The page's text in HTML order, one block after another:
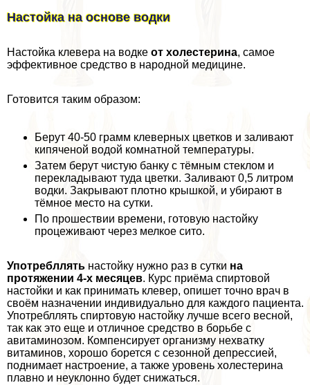
Настойка на основе водки
Настойка клевера на водке от холестерина, самое
эффективное средство в народной медицине.
Готовится таким образом:
Берут 40-50 грамм клеверных цветков и заливают
кипяченой водой комнатной температуры.
Затем берут чистую банку с тёмным стеклом и
перекладывают туда цветки. Заливают 0,5 литром
водки. Закрывают плотно крышкой, и убирают в
тёмное место на сутки.
По прошествии времени, готовую настойку
процеживают через мелкое сито.
Употрeбллять настойку нужно раз в сутки на
протяжении 4-х месяцев. Курс приёма спиртовой
настойки и как принимать клевер, опишет точно врач в
своём назначении индивидуально для каждого пациента.
Употрeбллять спиртовую настойку лучше всего весной,
так как это еще и отличное средство в борьбе с
авитаминозом. Компенсирует организму нехватку
витаминов, хорошо борется с сезонной депрессией,
поднимает настроение, а также уровень холестерина
плавно и неуклонно будет снижаться.